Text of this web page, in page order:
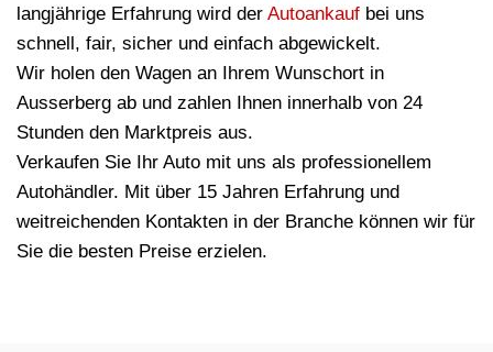
langjährige Erfahrung wird der Autoankauf bei uns
schnell, fair, sicher und einfach abgewickelt.
Wir holen den Wagen an Ihrem Wunschort in
Ausserberg ab und zahlen Ihnen innerhalb von 24
Stunden den Marktpreis aus.
Verkaufen Sie Ihr Auto mit uns als professionellem
Autohändler. Mit über 15 Jahren Erfahrung und
weitreichenden Kontakten in der Branche können wir für
Sie die besten Preise erzielen.